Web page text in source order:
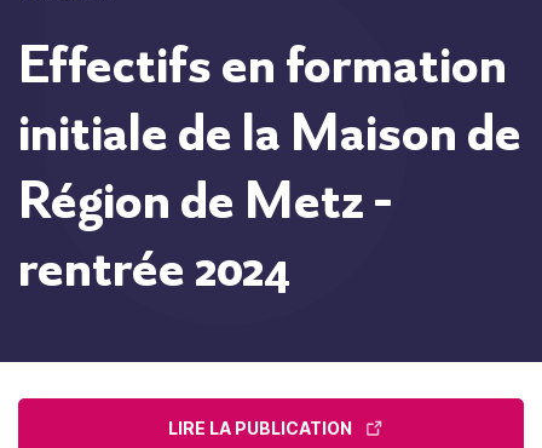
Effectifs en formation
initiale de la Maison de
Région de Metz -
rentrée 2024
LIRE LA PUBLICATION